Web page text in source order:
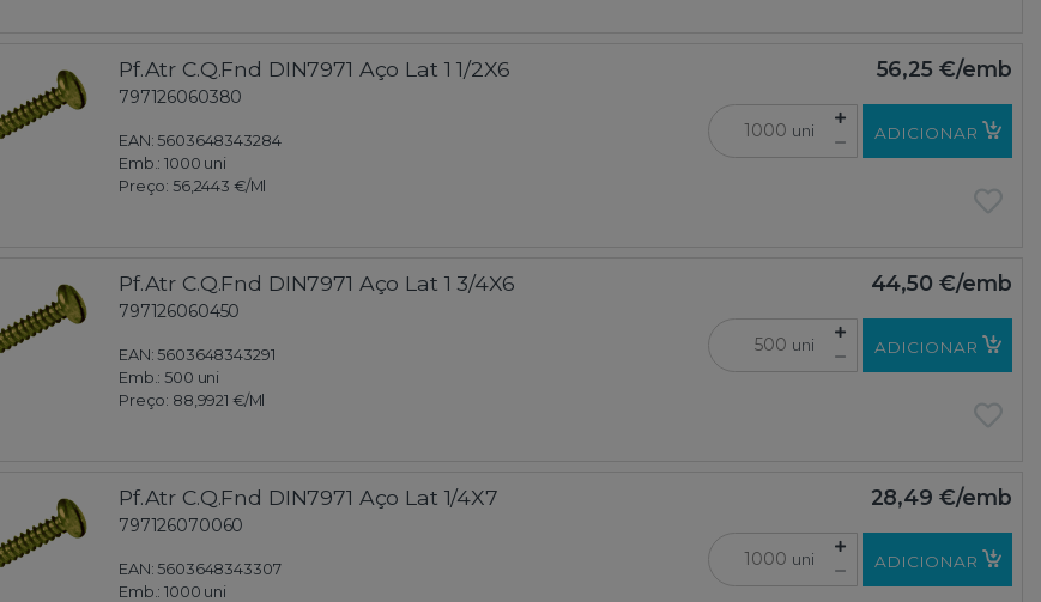
Pf.Atr C.Q.Fnd DIN7971 Aço Lat 1 1/2X6
797126060380
EAN: 5603648343284
Emb.:1000 uni
Preço: 56,2443 €/Ml
56,25 €/emb
uni ADICIONAR
Pf.Atr C.Q.Fnd DIN7971 Aço Lat 1 3/4X6
797126060450
EAN: 5603648343291
Emb.:500 uni
Preço: 88,9921 €/Ml
44,50 €/emb
uni ADICIONAR
Pf.Atr C.Q.Fnd DIN7971 Aço Lat 1/4X7
797126070060
EAN: 5603648343307
Emb.:1000 uni
28,49 €/emb
uni ADICIONAR